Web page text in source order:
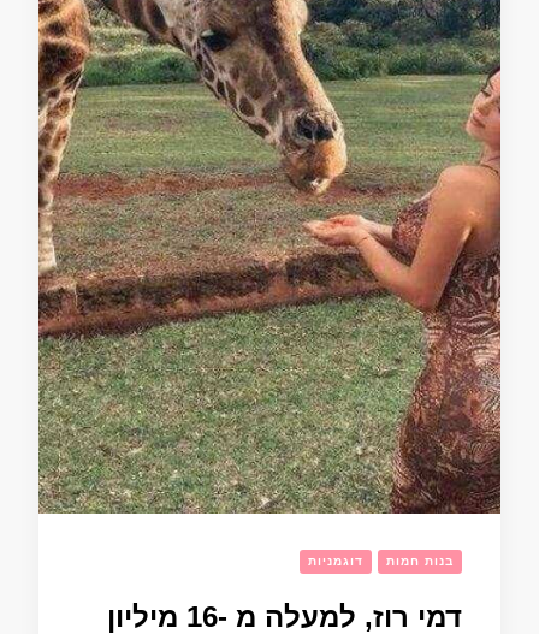
בנות חמות דוגמניות
דמי רוז, למעלה מ -16 מיליון